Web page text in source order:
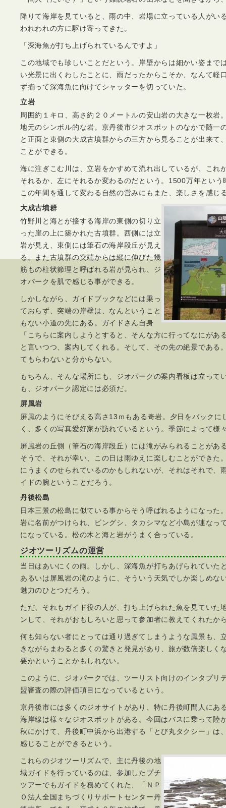
降りて海岸を見ていると、雨の中、岩場に立っている人がい
われわれの方に駆け寄ってきた。
「深海魚が打ち上げられているんですよ」
この地域でも珍しいことだという。岸壁からは細かい姿まで
い光景に出くわしたことに、雨だったからこそか、なんて軽
ず揃って深海魚に向けてシャッターを切っていた。
立岩
周囲約１キロ、高さ約２０メートルの安山岩の大きな一枚岩
地元のシンボル的な岩。京丹後市ジオスポットのなかで随一
と正面と東側の大成古墳群からの三方から見ることが出来て
ことができる。
海に注ぎこむ川は、立岩をかすめて流れ出しているが、これ
それるか、左にそれるか変わるのだという。1500万年とい
この年間を通して変わる自然の営みにもまた、楽しさを感じ
大成古墳群
竹野川と海とが接する海岸の東側の切り立
った崖の上に築かれた古墳群。西側には立
岩が見え、東側には筆石の海岸段丘が見え
る。また古墳群の突端からは縦に伸びた幾
筋もの柱状節理と呼ばれる岩が見られ、ジ
オパークを肌で感じる事ができる。
しかしながら、ガイドブックなどには乗っ
ておらず、突端の岸壁は、なんということ
もない小道の先にある。ガイドさん自身
「こちらに案内しようとすると、そんな方に行ってなにがあ
と言いつつ、案内してくれる。そして、その先の絶景である
てもらわないと分からない。
もちろん、そんな場所にも、ジオパークの案内看板は立って
も、ジオパーク認定には必須だ。
屏風岩
屏風のようにそびえる高さ13ｍもある奇岩。夕日をバックに
く、多くの写真愛好家が訪れているという。季節によって様
屏風岩の丘側（筆石の海岸段丘）には滝がみられることがあ
そうで、それが幸い、この日は雨ゆえに楽しむことができた
にうまくのせられているのかもしれないが、それはそれで、
イドの腕ということだろう。
丹後松島
日本三景の松島に似ている事からそう呼ばれるようになった
岩に名前がつけられ、ビングシ、タカシマなど小島が連なっ
になっている。松の木と海と岩がうまく合っている。
ジオツーリズムの運営
当日はあいにくの雨。しかし、深海魚が打ちあげられていた
あるいは屏風岩の滝のように、そういう天気でしか楽しめな
魅力のひとつだろう。
ただ、それもガイド役の人が、打ち上げられた魚を見ていた
ンして、それがおもしろいと思って参加者に教えてくれたか
何も知らない者にとっては通り過ぎてしまうような風景も、
きながらまわると多くの驚きと発見があり、旅が数倍楽しく
要かということかもしれない。
このように、ジオパークでは、ツーリスト向けのインタプリ
盟審査の際の評価項目になっているという。
京丹後市には多くのジオサイトがあり、特に丹後町間人にあ
海岸線は様々なジオスポットがある。今回はバスに乗って陸
秋にかけて、丹後町中浜から出港する「とび丸タクシー」は
感じることができるという。
これらのジオツーリズムで、主に丹後の地
域ガイドを行っているのは、参加したプチ
ツアーでもガイドを務めてくれた、「ＮＰ
Ｏ法人全国まちづくりサポートセンター丹